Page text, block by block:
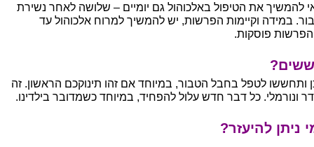
להמשיך את הטיפול באלכוהול גם יומיים – שלושה לאחר נשירת
במידה וקיימות הפרשות, יש להמשיך למרוח אלכוהול עד
פוסקות.
ותחששו לטפל בחבל הטבור, במיוחד אם זהו תינוקכם הראשון. זה
ונורמלי. כל דבר חדש עלול להפחיד, במיוחד כשמדובר בילדינו.
ניתן להיעזר?